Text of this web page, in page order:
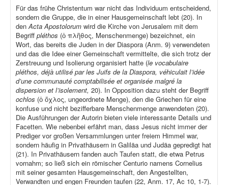
Für das frühe Christentum war nicht das Individuum entscheidend,
sondern die Gruppe, die in einer Hausgemeinschaft lebt (20). In
denActa Apostolorum wird die Kirche von Jerusalem mit dem
Begriff pléthos (ὁ πλῆθος, Menschenmenge) bezeichnet, ein
Wort, das bereits die Juden in der Diaspora (Anm. 9) verwendeten
und das die Idee einer Gemeinschaft vermittelte, die sich trotz der
Zerstreuung und Isolierung organisiert hatte (le vocabulaire
pléthos, déjà utilisé par les Juifs de la Diaspora, véhiculait l’idée
d’une communauté comptabilisée et organisée malgré la
dispersion et l’isolement, 20). In Opposition dazu steht der Begriff
ochlos (ὁ ὄχλος, ungeordnete Menge), den die Griechen für eine
konfuse und nicht bezifferbare Menschenmenge anwendeten (20).
Die Ausführungen der Autorin bieten viele interessante Details und
Facetten. Wie nebenbei erfährt man, dass Jesus nicht immer der
Prediger vor großen Versammlungen unter freiem Himmel war,
sondern häufig in Privathäusern in Galiläa und Judäa gepredigt hat
(21). In Privathäusern fanden auch Taufen statt, die etwa Petrus
vornahm; so ließ sich ein römischer Centurio namens Cornelius
mit seiner gesamten Hausgemeinschaft, den Angestellten,
Verwandten und engen Freunden taufen (22, Anm. 17, Ac 10, 1-7).